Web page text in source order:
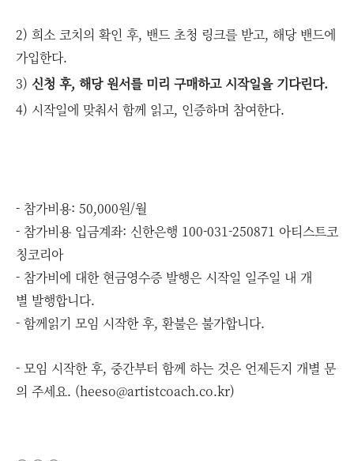
2) 희소 코치의 확인 후, 밴드 초청 링크를 받고, 해당 밴드에
가입한다.
3) 신청 후, 해당 원서를 미리 구매하고 시작일을 기다린다.
4) 시작일에 맞춰서 함께 읽고, 인증하며 참여한다.
- 참가비용: 50,000원/월
- 참가비용 입금계좌: 신한은행 100-031-250871 아티스트코
칭코리아
- 참가비에 대한 현금영수증 발행은 시작일 일주일 내 개
별 발행합니다.
- 함께읽기 모임 시작한 후, 환불은 불가합니다.
- 모임 시작한 후, 중간부터 함께 하는 것은 언제든지 개별 문
의 주세요. (heeso@artistcoach.co.kr)